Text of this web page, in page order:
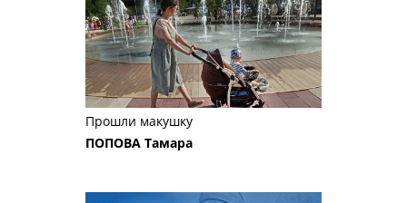
Прошли макушку
ПОПОВА Тамара